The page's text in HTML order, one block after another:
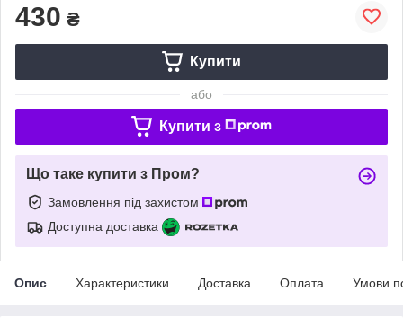
430 ₴
Купити
або
Купити з
Що таке купити з Пром?
Замовлення під захистом
Доступна доставка
Опис Характеристики Доставка Оплата Умови